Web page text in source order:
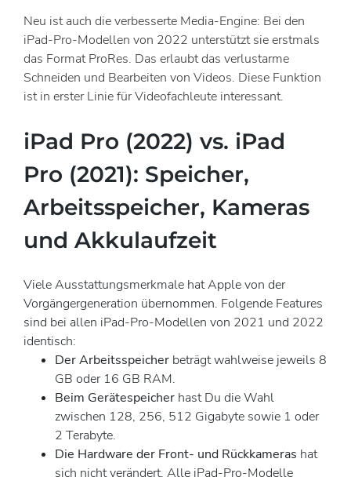
Neu ist auch die verbesserte Media-Engine: Bei den
iPad-Pro-Modellen von 2022 unterstützt sie erstmals
das Format ProRes. Das erlaubt das verlustarme
Schneiden und Bearbeiten von Videos. Diese Funktion
ist in erster Linie für Videofachleute interessant.
iPad Pro (2022) vs. iPad
Pro (2021): Speicher,
Arbeitsspeicher, Kameras
und Akkulaufzeit
Viele Ausstattungsmerkmale hat Apple von der
Vorgängergeneration übernommen. Folgende Features
sind bei allen iPad-Pro-Modellen von 2021 und 2022
identisch:
Der Arbeitsspeicher beträgt wahlweise jeweils 8
GB oder 16 GB RAM.
Beim Gerätespeicher hast Du die Wahl
zwischen 128, 256, 512 Gigabyte sowie 1 oder
2 Terabyte.
Die Hardware der Front- und Rückkameras hat
sich nicht verändert. Alle iPad-Pro-Modelle